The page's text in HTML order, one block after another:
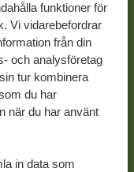
funktioner för
Vi vidarebefordrar
från din
och analysföretag
tur kombinera
du har
när du har använt
in data som